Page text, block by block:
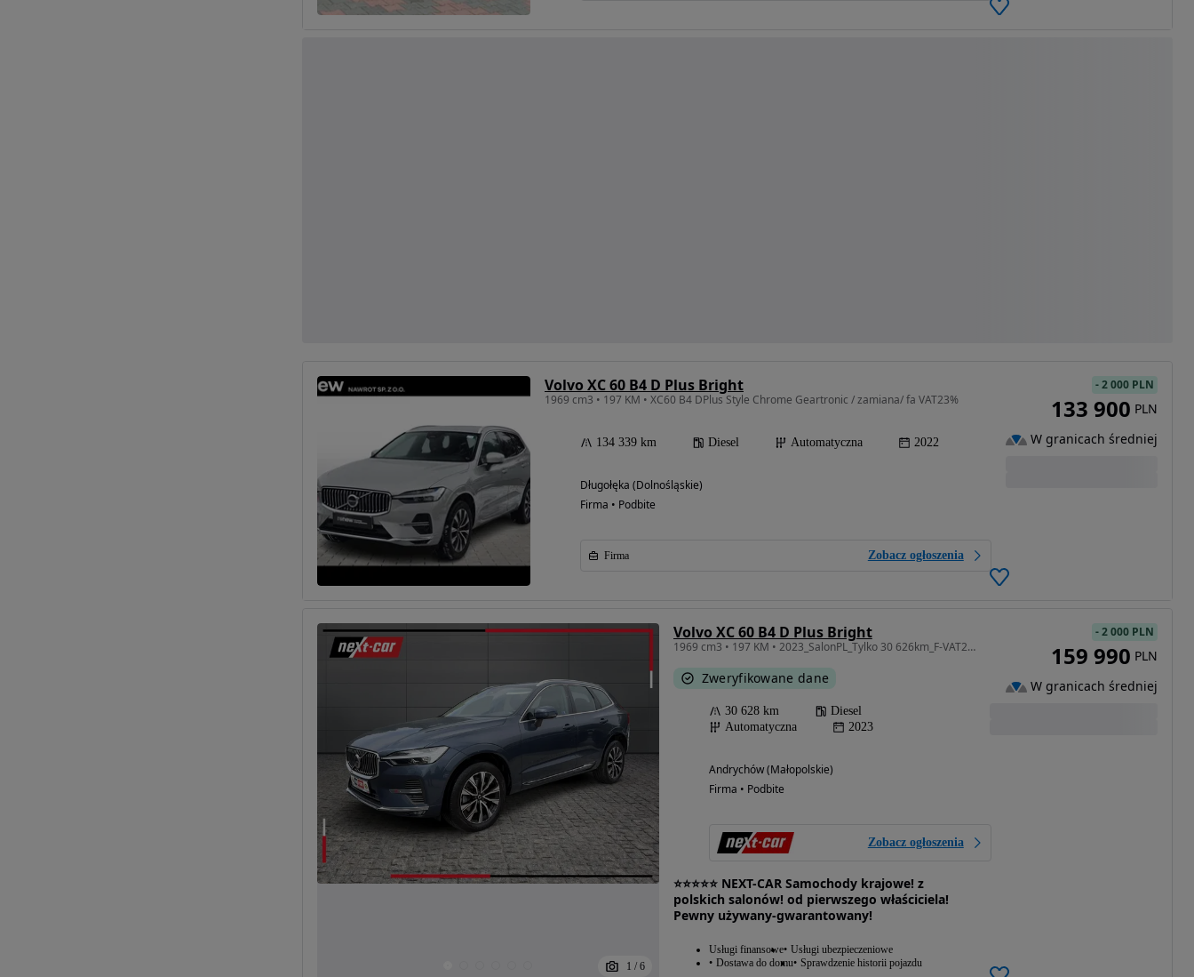
Volvo XC 60 B4 D Plus Bright
1969 cm3 • 197 KM • XC60 B4 DPlus Style Chrome Geartronic / zamiana/ fa VAT23%
134 339 km Diesel Automatyczna 2022
Długołęka (Dolnośląskie)
Firma • Podbite
Firma Zobacz ogłoszenia
-2 000 PLN
133 900 PLN
W granicach średniej
1 / 6
Volvo XC 60 B4 D Plus Bright
1969 cm3 • 197 KM • 2023_SalonPL_Tylko 30 626km_F-VAT23_Szybki Leasing w NEXT-CAR!
Zweryfikowane dane
30 628 km
Diesel
Automatyczna
2023
Andrychów (Małopolskie)
Firma • Podbite
Zobacz ogłoszenia
⭐️⭐️⭐️⭐️⭐️ NEXT-CAR Samochody krajowe! z
polskich salonów! od pierwszego właściciela!
Pewny używany-gwarantowany!
Usługi finansowe Usługi ubezpieczeniowe
Dostawa do domu Sprawdzenie historii pojazdu
-2 000 PLN
159 990 PLN
W granicach średniej